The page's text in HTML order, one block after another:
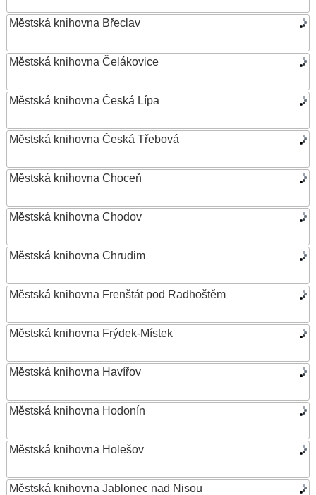
Městská knihovna Břeclav
Městská knihovna Čelákovice
Městská knihovna Česká Lípa
Městská knihovna Česká Třebová
Městská knihovna Choceň
Městská knihovna Chodov
Městská knihovna Chrudim
Městská knihovna Frenštát pod Radhoštěm
Městská knihovna Frýdek-Místek
Městská knihovna Havířov
Městská knihovna Hodonín
Městská knihovna Holešov
Městská knihovna Jablonec nad Nisou